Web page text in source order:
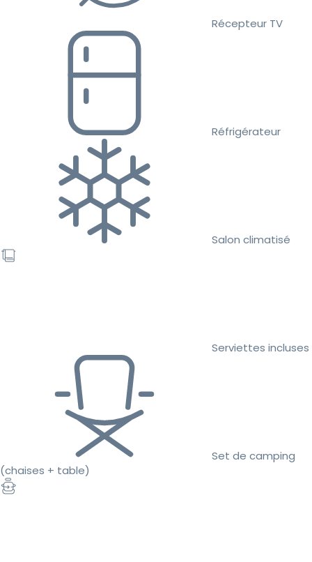
Récepteur TV
Réfrigérateur
Salon climatisé
Serviettes incluses
Set de camping
(chaises + table)